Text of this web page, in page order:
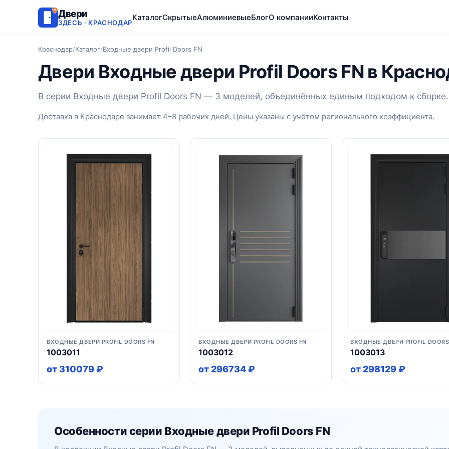
Двери
ЗДЕСЬ · КРАСНОДАР
КаталогСкрытыеАлюминиевыеБлогО компанииКонтакты
Краснодар/Каталог/Входные двери Profil Doors FN
Двери Входные двери Profil Doors FN в
В серии Входные двери Profil Doors FN — 3 моделей, объединённых единым подходом к сборке.
Доставка в Краснодаре занимает 4–8 рабочих дней. Цены указаны с учётом регионального коэффициента.
ВХОДНЫЕ ДВЕРИ PROFIL DOORS FN
1003011
от 310079 ₽
ВХОДНЫЕ ДВЕРИ PROFIL DOORS FN
1003012
от 296734 ₽
ВХОДНЫЕ ДВЕРИ PROFIL
1003013
от 298129 ₽
Особенности серии Входные двери Profil Doors FN